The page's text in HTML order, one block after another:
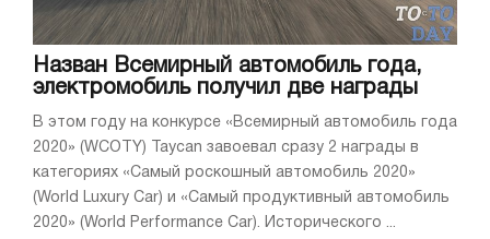
Назван Всемирный автомобиль года,
электромобиль получил две награды
В этом году на конкурсе «Всемирный автомобиль года
2020» (WCOTY) Taycan завоевал сразу 2 награды в
категориях «Самый роскошный автомобиль 2020»
(World Luxury Car) и «Самый продуктивный автомобиль
2020» (World Performance Car). Исторического ...